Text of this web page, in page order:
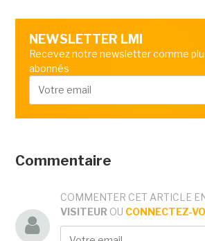
NEWSLETTER LMI
Recevez notre newsletter comme
abonnés
Commentaire
COMMENTER CET ARTICLE
VISITEUR OU CONNECTEZ-